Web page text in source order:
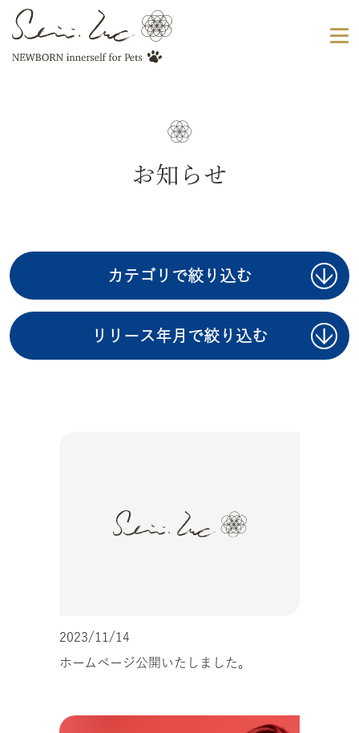
お知らせ
カテゴリで絞り込む
リリース年月で絞り込む
2023/11/14
ホームページ公開いたしました。